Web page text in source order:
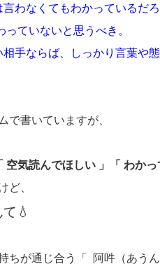
わなくてもわかっているだろ
ていないと思うべき。
手ならば、しっかり言葉や
で書いていますが、
空気読んでほしい 」「 わかっ
ど、
💧
ちが通じ合う「 阿吽（あう